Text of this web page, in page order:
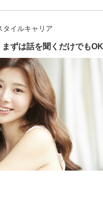
タイルキャリア
まずは話を聞くだけでも